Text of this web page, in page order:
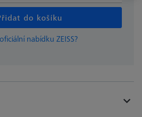
do košíku
nabídku ZEISS?